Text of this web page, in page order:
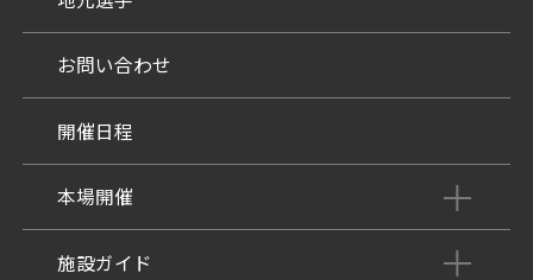
お問い合わせ
開催日程
本場開催
開催展望記事
施設ガイド